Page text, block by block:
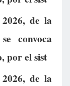
de la
convoca
por el sist
de la